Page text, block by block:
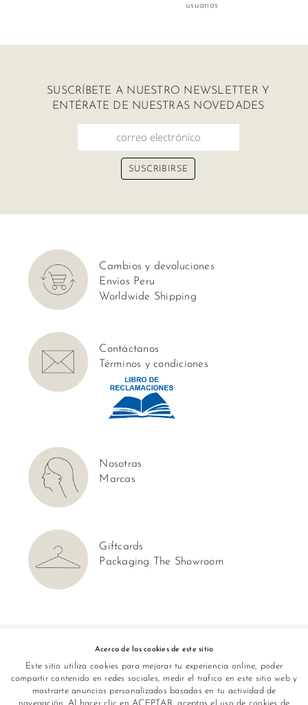
usuarios
SUSCRÍBETE A NUESTRO NEWSLETTER Y
ENTÉRATE DE NUESTRAS NOVEDADES
Cambios y devoluciones
Envíos Peru
Worldwide Shipping
Contáctanos
Términos y condiciones
Nosotras
Marcas
Giftcards
Packaging The Showroom
Síguenos en:
Acerca de las cookies de este sitio
Este sitio utiliza cookies para mejorar tu experiencia online, poder
compartir contenido en redes sociales, medir el trafico en este sitio web y
mostrarte anuncios personalizados basados en tu actividad de